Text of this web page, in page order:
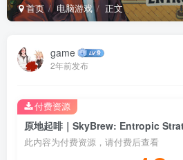
首页 电脑游戏 正文
game
2年前发布
此内容为付费资源，请付费后查看
付费资源